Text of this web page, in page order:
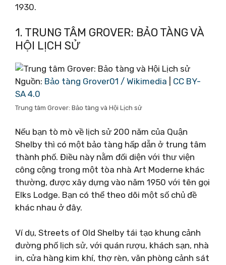
1930.
1. TRUNG TÂM GROVER: BẢO TÀNG VÀ
HỘI LỊCH SỬ
Nguồn: Bảo tàng Grover01 / Wikimedia
CC BY-
SA 4.0
Trung tâm Grover: Bảo tàng và Hội Lịch sử
Nếu bạn tò mò về lịch sử 200 năm của Quận
Shelby thì có một bảo tàng hấp dẫn ở trung tâm
thành phố. Điều này nằm đối diện với thư viện
công cộng trong một tòa nhà Art Moderne khác
thường, được xây dựng vào năm 1950 với tên gọi
Elks Lodge. Bạn có thể theo dõi một số chủ đề
khác nhau ở đây.
Ví dụ, Streets of Old Shelby tái tạo khung cảnh
đường phố lịch sử, với quán rượu, khách sạn, nhà
in, cửa hàng kim khí, thợ rèn, văn phòng cảnh sát